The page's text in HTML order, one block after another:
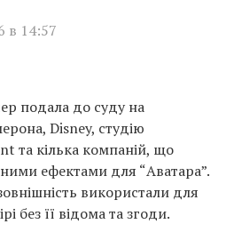
в 14:57
подала до суду на
Disney, студію
та кілька компаній, що
ефектами для “Аватара”.
використали для
без її відома та згоди.